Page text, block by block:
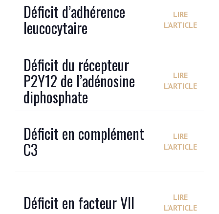
Déficit d’adhérence
leucocytaire
LIRE
L'ARTICLE
Déficit du récepteur
P2Y12 de l’adénosine
diphosphate
LIRE
L'ARTICLE
Déficit en complément
C3
LIRE
L'ARTICLE
Déficit en facteur VII
LIRE
L'ARTICLE